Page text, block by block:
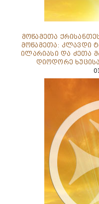
მოწამეთა
მოწამეთა: კლავდი
ილარიასი და ძეთა
დიოდორე